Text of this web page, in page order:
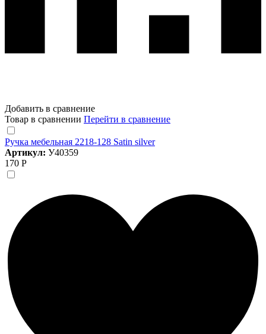
Добавить в сравнение
Товар в сравнении Перейти в сравнение
Ручка мебельная 2218-128 Satin silver
Артикул: У40359
170 Р